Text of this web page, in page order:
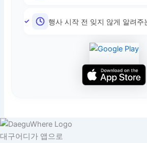
행사 시작 전 잊지 않게 알려주
대구어디가 앱으로